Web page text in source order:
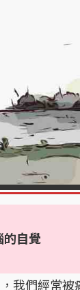
的自覺
們經常被